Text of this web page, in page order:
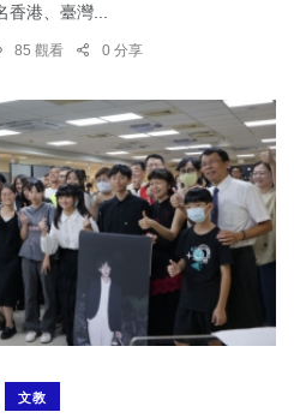
港、臺灣...
85 觀看 0 分享
文教